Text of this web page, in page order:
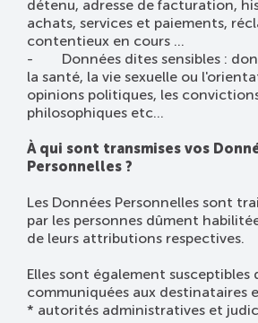
détenu, adresse de facturation,
achats, services et paiements,
contentieux en cours …
- Données dites sensibles :
la santé, la vie sexuelle ou
opinions politiques, les
philosophiques etc...
À qui sont transmises vos
Personnelles ?
Les Données Personnelles sont
par les personnes dûment
de leurs attributions respectives.
Elles sont également susceptibles
communiquées aux destinataires
* autorités administratives et